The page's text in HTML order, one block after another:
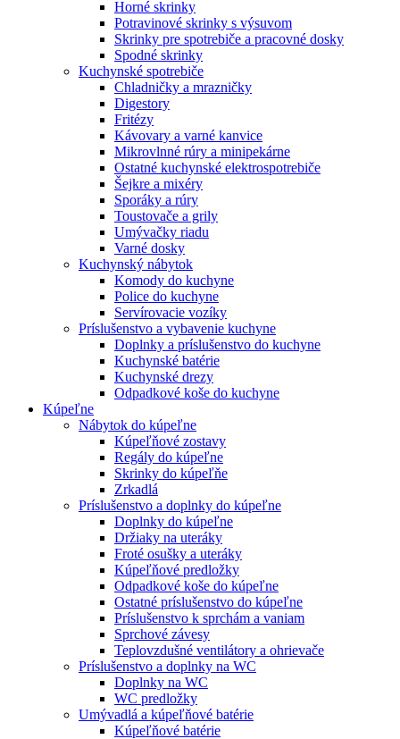
Horné skrinky
Potravinové skrinky s výsuvom
Skrinky pre spotrebiče a pracovné dosky
Spodné skrinky
Kuchynské spotrebiče
Chladničky a mrazničky
Digestory
Fritézy
Kávovary a varné kanvice
Mikrovlnné rúry a minipekárne
Ostatné kuchynské elektrospotrebiče
Šejkre a mixéry
Sporáky a rúry
Toustovače a grily
Umývačky riadu
Varné dosky
Kuchynský nábytok
Komody do kuchyne
Police do kuchyne
Servírovacie vozíky
Príslušenstvo a vybavenie kuchyne
Doplnky a príslušenstvo do kuchyne
Kuchynské batérie
Kuchynské drezy
Odpadkové koše do kuchyne
Kúpeľne
Nábytok do kúpeľne
Kúpeľňové zostavy
Regály do kúpeľne
Skrinky do kúpeľňe
Zrkadlá
Príslušenstvo a doplnky do kúpeľne
Doplnky do kúpeľne
Držiaky na uteráky
Froté osušky a uteráky
Kúpeľňové predložky
Odpadkové koše do kúpeľne
Ostatné príslušenstvo do kúpeľne
Príslušenstvo k sprchám a vaniam
Sprchové závesy
Teplovzdušné ventilátory a ohrievače
Príslušenstvo a doplnky na WC
Doplnky na WC
WC predložky
Umývadlá a kúpeľňové batérie
Kúpeľňové batérie